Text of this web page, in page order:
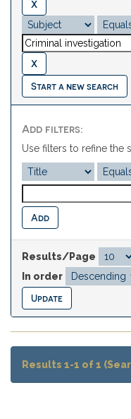
Start a new search
Add filters:
Use filters to refine the
Results/Page
In order
Results 1-1 of 1